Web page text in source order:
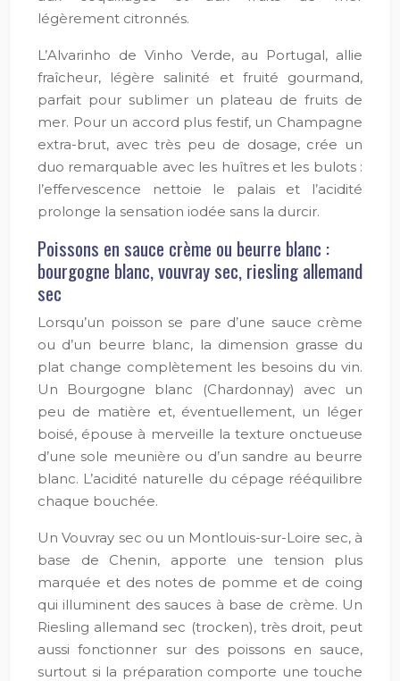
légèrement citronnés.
L’Alvarinho de Vinho Verde, au Portugal, allie
fraîcheur, légère salinité et fruité gourmand,
parfait pour sublimer un plateau de fruits de
mer. Pour un accord plus festif, un Champagne
extra-brut, avec très peu de dosage, crée un
duo remarquable avec les huîtres et les bulots :
l’effervescence nettoie le palais et l’acidité
prolonge la sensation iodée sans la durcir.
Poissons en sauce crème ou beurre blanc :
bourgogne blanc, vouvray sec, riesling allemand
sec
Lorsqu’un poisson se pare d’une sauce crème
ou d’un beurre blanc, la dimension grasse du
plat change complètement les besoins du vin.
Un Bourgogne blanc (Chardonnay) avec un
peu de matière et, éventuellement, un léger
boisé, épouse à merveille la texture onctueuse
d’une sole meunière ou d’un sandre au beurre
blanc. L’acidité naturelle du cépage rééquilibre
chaque bouchée.
Un Vouvray sec ou un Montlouis-sur-Loire sec, à
base de Chenin, apporte une tension plus
marquée et des notes de pomme et de coing
qui illuminent des sauces à base de crème. Un
Riesling allemand sec (trocken), très droit, peut
aussi fonctionner sur des poissons en sauce,
surtout si la préparation comporte une touche